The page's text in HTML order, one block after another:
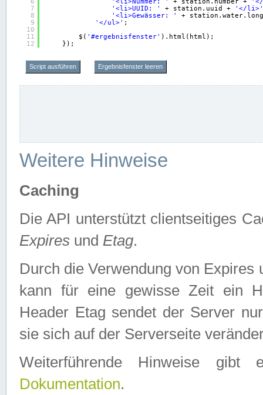
7
8
9
10
11
12
'<li>UUID: '
+ station.uuid +
'</li>'
'<li>Gewässer: '
+
'</ul>' ;
$( '#ergebnisfenster' ).html(html);
});
Script ausführen Ergebnisfenster leeren
Weitere Hinweise
Caching
Die API unterstützt clientseitiges
Expires und Etag.
Durch die Verwendung von
kann für eine gewisse Zeit ein
Header Etag sendet der Server
sie sich auf der Serverseite
Weiterführende Hinweise
Dokumentation.